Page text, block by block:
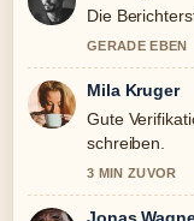
Die
GERADE EBEN
Mila Kruger
Gute
schreiben.
3 MIN ZUVOR